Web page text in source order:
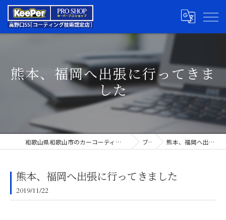
熊本、福岡へ出張に行ってきま
した
和歌山県和歌山市のカーコーティングならキーパープロショップ高野口SS ブログ 熊本、福岡へ出張に行ってきました
熊本、福岡へ出張に行ってきました
2019/11/22